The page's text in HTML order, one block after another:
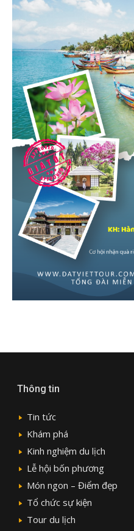
Thông tin
Tin tức
Khám phá
Kinh nghiệm du lịch
Lễ hội bốn phương
Món ngon – Điểm đẹp
Tổ chức sự kiện
Tour du lịch